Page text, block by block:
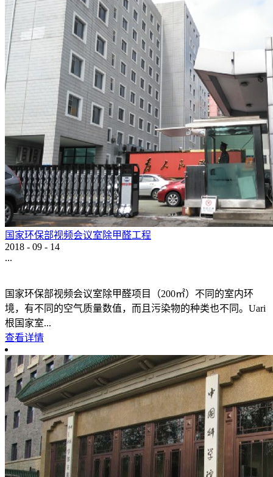
国家环保部视频会议室除甲醛工程
2018 - 09 - 14
...
国家环保部视频会议室除甲醛项目（200㎡）不同的室内环
境，有不同的空气质量数值，而且污染物的种类也不同。Uari
根国家室...
查看详情